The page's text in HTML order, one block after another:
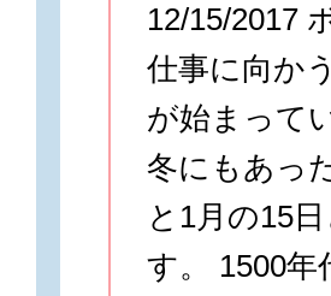
12/15/2017
仕事に向か
が始まって
冬にもあっ
と1月の15
す。 1500